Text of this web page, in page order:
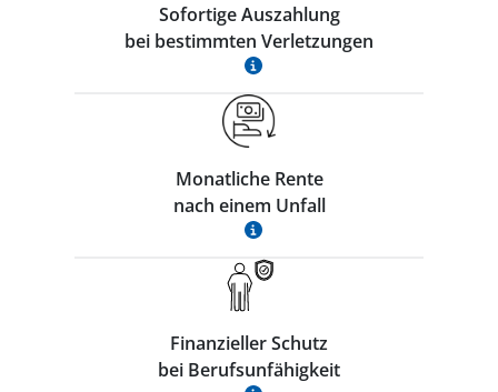
Sofortige Auszahlung
bei bestimmten Verletzungen
Monatliche Rente
nach einem Unfall
Finanzieller Schutz
bei Berufsunfähigkeit